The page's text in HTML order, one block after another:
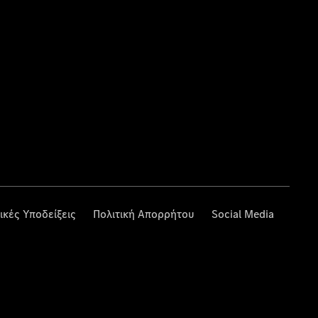
Υποδείξεις Πολιτική Απορρήτου Social Media